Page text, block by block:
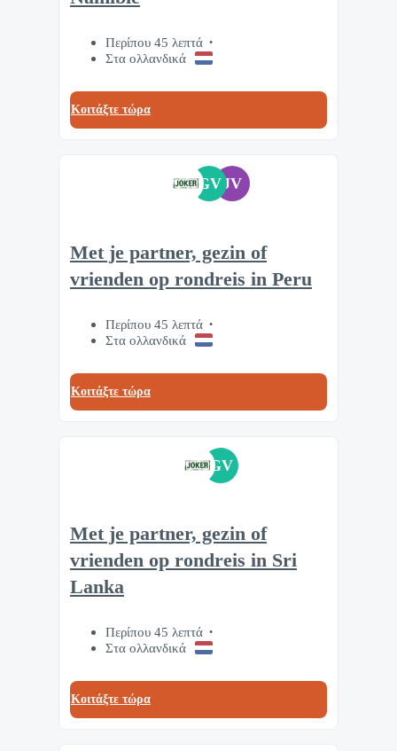
Περίπου 45 λεπτά
Στα ολλανδικά
Κοιτάξτε τώρα
GV JV
Met je partner, gezin of
vrienden op rondreis in Peru
Περίπου 45 λεπτά
Στα ολλανδικά
Κοιτάξτε τώρα
GV
Met je partner, gezin of
vrienden op rondreis in Sri
Lanka
Περίπου 45 λεπτά
Στα ολλανδικά
Κοιτάξτε τώρα